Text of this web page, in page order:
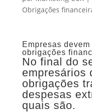
Obrigações
Empresas
obrigações
No final do
empresários
obrigações
despesas
quais são.